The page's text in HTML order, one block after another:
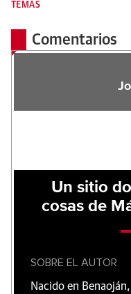
TEMAS
Comentarios
Un sitio
cosas de
SOBRE EL AUTOR
Nacido en